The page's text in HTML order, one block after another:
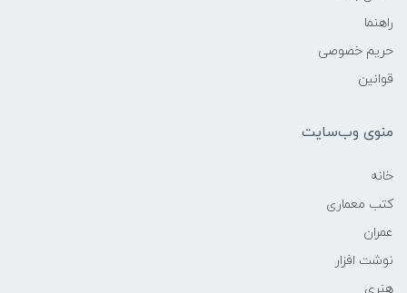
راهنما
حریم خصوصی
قوانین
منوی وب‌سایت
خانه
کتب معماری
عمران
نوشت افزار
هنری